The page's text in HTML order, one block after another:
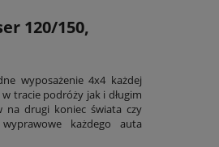
120/150,
wyposażenie 4x4 każdej
tracie podróży jak i długim
na drugi koniec świata czy
każdego auta